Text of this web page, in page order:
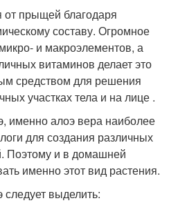
от прыщей благодаря
составу. Огромное
и макроэлементов, а
витаминов делает это
средством для решения
участках тела и на лице .
именно алоэ вера наиболее
для создания различных
Поэтому и в домашней
именно этот вид растения.
выделить: